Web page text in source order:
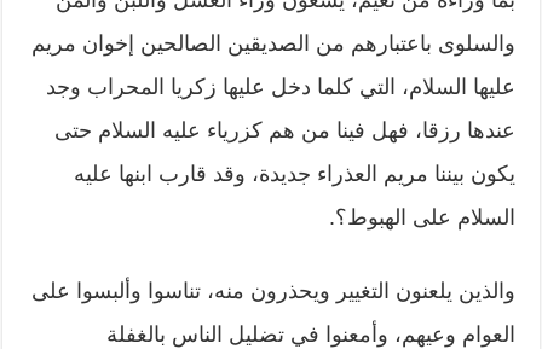
والسلوى باعتبارهم من الصديقين الصالحين إخوان مريم
عليها السلام، التي كلما دخل عليها زكريا المحراب وجد
عندها رزقا، فهل فينا من هم كزرياء عليه السلام حتى
يكون بيننا مريم العذراء جديدة، وقد قارب ابنها عليه
السلام على الهبوط؟.
والذين يلعنون التغيير ويحذرون منه، تناسوا وألبسوا على
العوام وعيهم، وأمعنوا في تضليل الناس بالغفلة